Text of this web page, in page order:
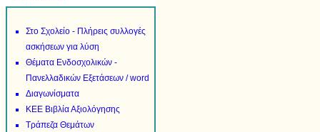
Στο Σχολείο - Πλήρεις συλλογές
ασκήσεων για λύση
Θέματα Ενδοσχολικών -
Πανελλαδικών Εξετάσεων / word
Διαγωνίσματα
ΚΕΕ Βιβλία Αξιολόγησης
Τράπεζα Θεμάτων